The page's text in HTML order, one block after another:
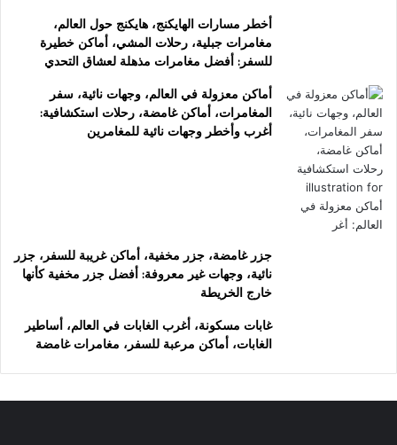
أخطر مسارات الهايكنج، هايكنج حول العالم،
مغامرات جبلية، رحلات المشي، أماكن خطيرة
للسفر: أفضل مغامرات مذهلة لعشاق التحدي
أماكن معزولة في العالم، وجهات نائية، سفر
المغامرات، أماكن غامضة، رحلات استكشافية:
أغرب وأخطر وجهات نائية للمغامرين
جزر غامضة، جزر مخفية، أماكن غريبة للسفر، جزر
نائية، وجهات غير معروفة: أفضل جزر مخفية كأنها
خارج الخريطة
غابات مسكونة، أغرب الغابات في العالم، أساطير
الغابات، أماكن مرعبة للسفر، مغامرات غامضة